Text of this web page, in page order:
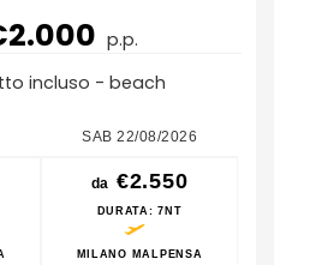
p.p.
incluso - beach
SAB 22/08/2026
da €2.550
DURATA: 7NT
MILANO MALPENSA